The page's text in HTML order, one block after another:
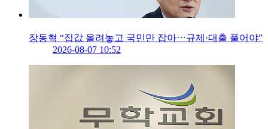
장동혁 “집값 올려놓고 국민만 잡아⋯규제·대출 풀어야”
2026-08-07 10:52